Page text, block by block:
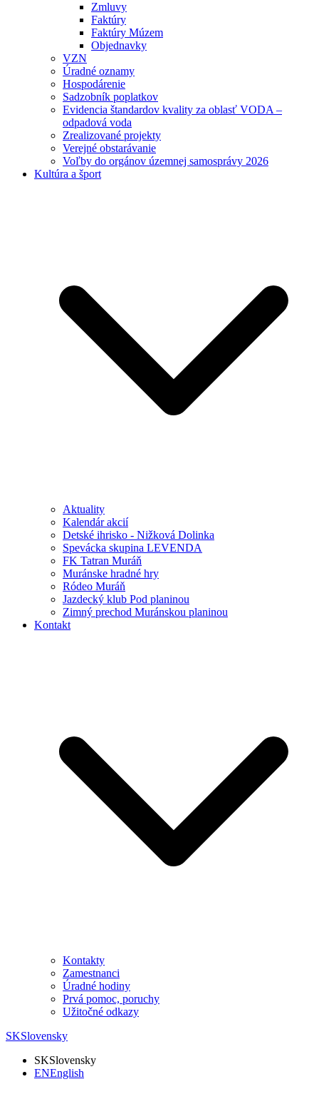
Zmluvy
Faktúry
Faktúry Múzem
Objednavky
VZN
Úradné oznamy
Hospodárenie
Sadzobník poplatkov
Evidencia štandardov kvality za oblasť VODA –
odpadová voda
Zrealizované projekty
Verejné obstarávanie
Voľby do orgánov územnej samosprávy 2026
Kultúra a šport
Aktuality
Kalendár akcií
Detské ihrisko - Nižková Dolinka
Spevácka skupina LEVENDA
FK Tatran Muráň
Muránske hradné hry
Ródeo Muráň
Jazdecký klub Pod planinou
Zimný prechod Muránskou planinou
Kontakt
Kontakty
Zamestnanci
Úradné hodiny
Prvá pomoc, poruchy
Užitočné odkazy
SKSlovensky
SKSlovensky
ENEnglish